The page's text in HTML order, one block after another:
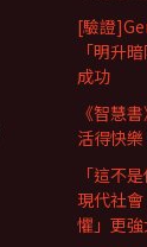
[驗證
「明升
成功
《智慧
活得快
「這不
現代社
懼」更